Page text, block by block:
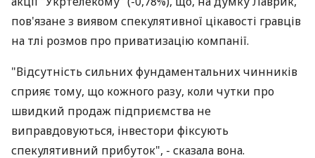
пов'язане з виявом спекулятивної цікавості гравців
на тлі розмов про приватизацію компанії.
"Відсутність сильних фундаментальних чинників
сприяє тому, що кожного разу, коли чутки про
швидкий продаж підприємства не
виправдовуються, інвестори фіксують
спекулятивний прибуток", - сказала вона.